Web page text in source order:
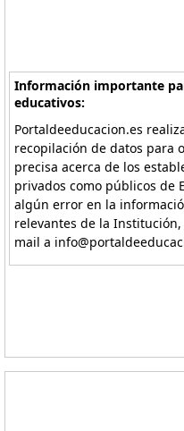
Información importante
educativos:
Portaldeeducacion.es
recopilación de datos para
precisa acerca de los
privados como públicos de
algún error en la
relevantes de la
mail a